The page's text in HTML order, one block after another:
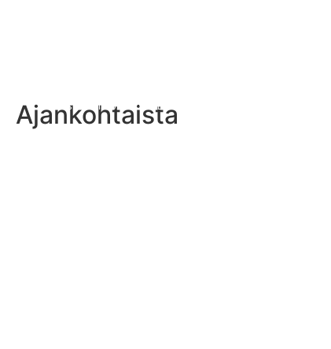
Ajankohtaista
Naisten historiallinen EM-loppuottelu tasan 50